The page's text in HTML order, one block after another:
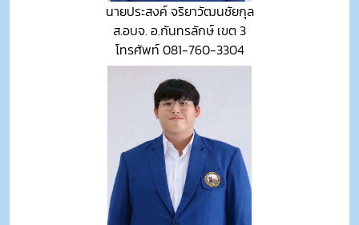
นายประสงค์ จริยาวัฒนชัยกุล
ส.อบจ. อ.กันทรลักษ์ เขต 3
โทรศัพท์ 081-760-3304